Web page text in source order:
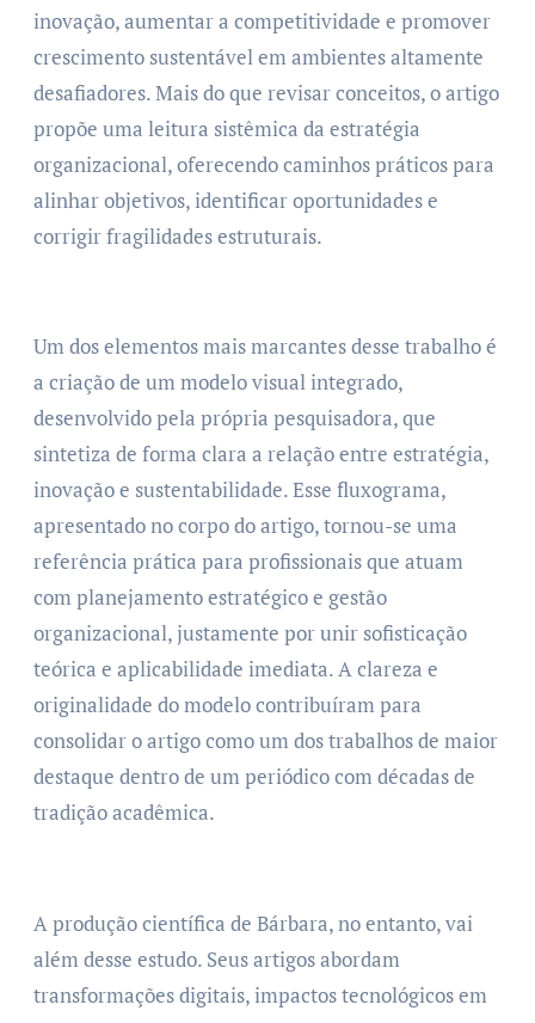
inovação, aumentar a competitividade e promover
crescimento sustentável em ambientes altamente
desafiadores. Mais do que revisar conceitos, o artigo
propõe uma leitura sistêmica da estratégia
organizacional, oferecendo caminhos práticos para
alinhar objetivos, identificar oportunidades e
corrigir fragilidades estruturais.
Um dos elementos mais marcantes desse trabalho é
a criação de um modelo visual integrado,
desenvolvido pela própria pesquisadora, que
sintetiza de forma clara a relação entre estratégia,
inovação e sustentabilidade. Esse fluxograma,
apresentado no corpo do artigo, tornou-se uma
referência prática para profissionais que atuam
com planejamento estratégico e gestão
organizacional, justamente por unir sofisticação
teórica e aplicabilidade imediata. A clareza e
originalidade do modelo contribuíram para
consolidar o artigo como um dos trabalhos de maior
destaque dentro de um periódico com décadas de
tradição acadêmica.
A produção científica de Bárbara, no entanto, vai
além desse estudo. Seus artigos abordam
transformações digitais, impactos tecnológicos em